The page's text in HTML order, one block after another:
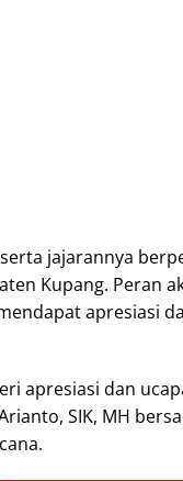
jajarannya
Kupang. Peran
apresiasi
apresiasi dan
SIK, MH